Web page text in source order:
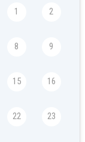
1 2
8 9
15 16
22 23